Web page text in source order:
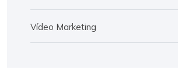
Vídeo Marketing